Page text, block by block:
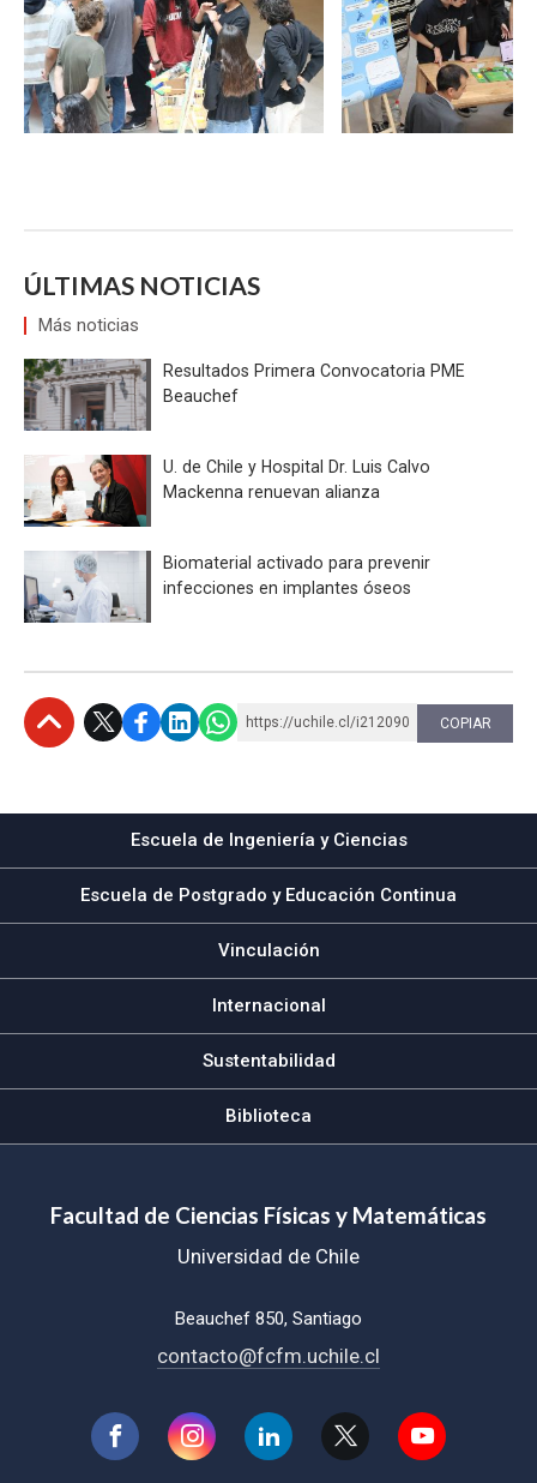
ÚLTIMAS NOTICIAS
Más noticias
Resultados Primera Convocatoria PME
Beauchef
U. de Chile y Hospital Dr. Luis Calvo
Mackenna renuevan alianza
Biomaterial activado para prevenir
infecciones en implantes óseos
https://uchile.cl/i212090 COPIAR
Escuela de Ingeniería y Ciencias
Escuela de Postgrado y Educación Continua
Vinculación
Internacional
Sustentabilidad
Biblioteca
Facultad de Ciencias Físicas y Matemáticas
Universidad de Chile
Beauchef 850, Santiago
contacto@fcfm.uchile.cl